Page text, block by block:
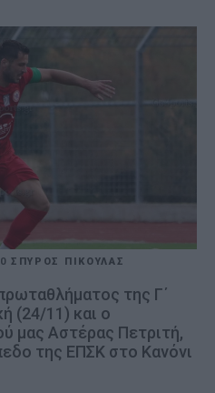
ΣΠΥΡΟΣ ΠΙΚΟΥΛΑΣ
της Γ΄
(24/11) και ο
μας Αστέρας Πετριτή,
της ΕΠΣΚ στο Κανόνι